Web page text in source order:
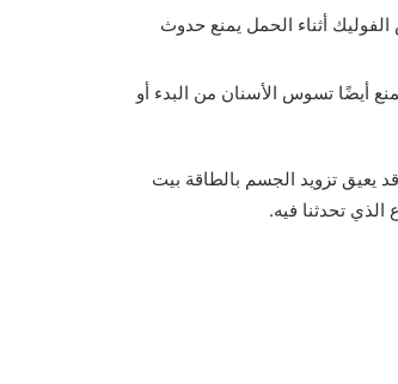
أثناء الحمل يمنع حدوث
أيضًا تسوس الأسنان من البدء أو
يعيق تزويد الجسم بالطاقة بيت
تحدثنا فيه.